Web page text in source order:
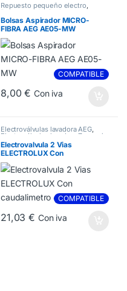
Repuesto pequeño electro,
Repuestos Aspiradoras
Bolsas Aspirador MICRO-
FIBRA AEG AE05-MW
COMPATIBLE
8,00€ Con iva
Electroválvulas lavadora AEG,
Electroválvulas lavadora Zanussi
Electrovalvula 2 Vias
ELECTROLUX Con
caudalimetro 4055017166
COMPATIBLE
21,03€ Con iva